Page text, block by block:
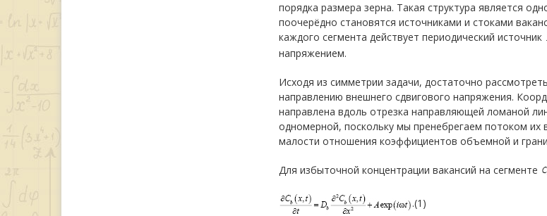
порядка размера зерна. Такая структура является
поочерёдно становятся источниками и стоками
каждого сегмента действует периодический источник
напряжением.
Исходя из симметрии задачи, достаточно
направлению внешнего сдвигового напряжения.
направлена вдоль отрезка направляющей ломаной
одномерной, поскольку мы пренебрегаем потоком
малости отношения коэффициентов объемной и
Для избыточной концентрации вакансий на сегменте
.(1)